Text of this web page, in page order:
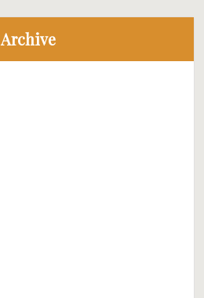
Archive